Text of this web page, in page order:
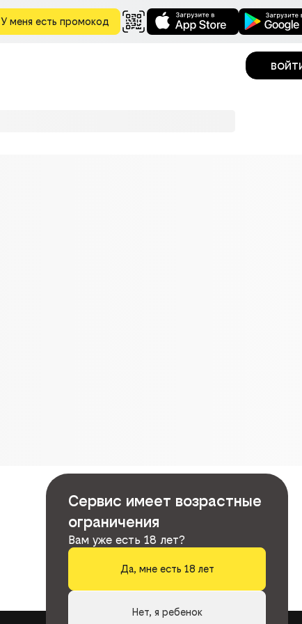
У меня есть промокод
Сервис имеет возрастные
ограничения
Вам уже есть 18 лет?
Да, мне есть 18 лет
Нет, я ребенок